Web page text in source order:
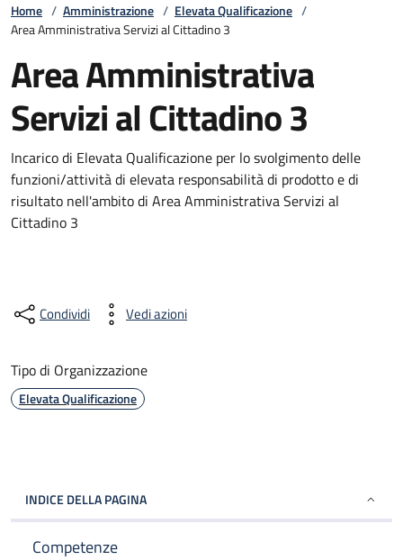
Home / Amministrazione / Elevata Qualificazione /
Area Amministrativa Servizi al Cittadino 3
Area Amministrativa
Servizi al Cittadino 3
Incarico di Elevata Qualificazione per lo svolgimento delle
funzioni/attività di elevata responsabilità di prodotto e di
risultato nell'ambito di Area Amministrativa Servizi al
Cittadino 3
Condividi Vedi azioni
Tipo di Organizzazione
Elevata Qualificazione
INDICE DELLA PAGINA
Competenze